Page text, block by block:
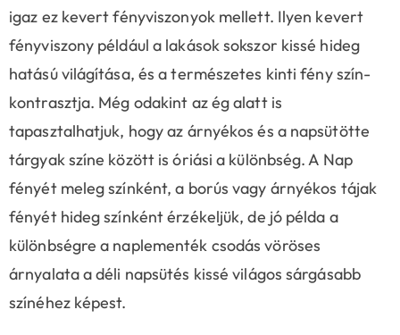
igaz ez kevert fényviszonyok mellett. Ilyen kevert
fényviszony például a lakások sokszor kissé hideg
hatású világítása, és a természetes kinti fény szín-
kontrasztja. Még odakint az ég alatt is
tapasztalhatjuk, hogy az árnyékos és a napsütötte
tárgyak színe között is óriási a különbség. A Nap
fényét meleg színként, a borús vagy árnyékos tájak
fényét hideg színként érzékeljük, de jó példa a
különbségre a naplementék csodás vöröses
árnyalata a déli napsütés kissé világos sárgásabb
színéhez képest.